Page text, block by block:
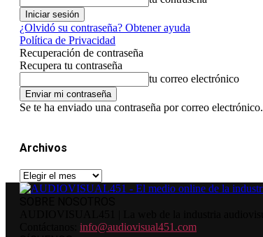
¿Olvidó su contraseña? Obtener ayuda
Política de Privacidad
Recuperación de contraseña
Recupera tu contraseña
tu correo electrónico
Se te ha enviado una contraseña por correo electrónico.
Archivos
Archivos
info@audiovisual451.com